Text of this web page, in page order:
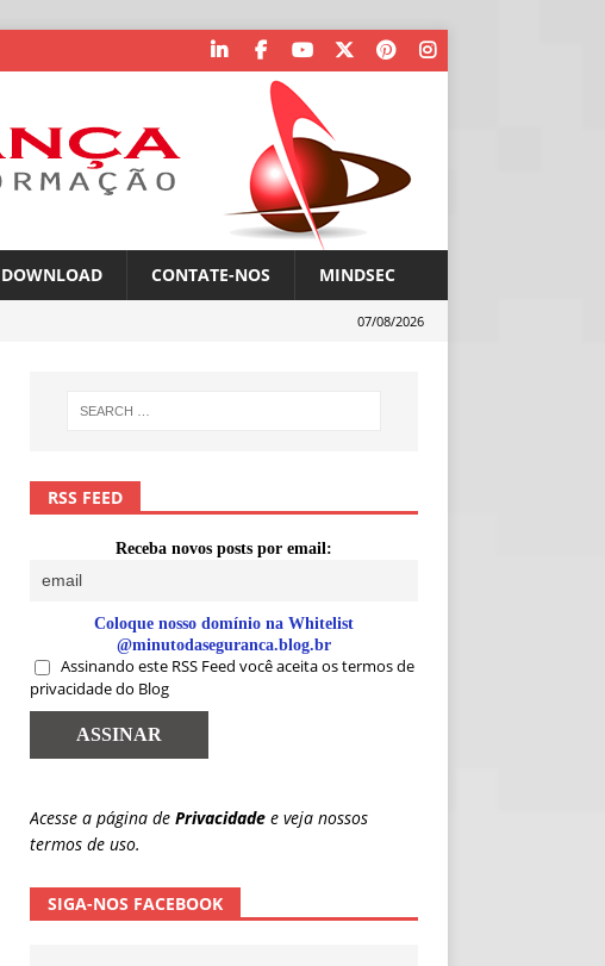
DOWNLOAD CONTATE-NOS MINDSEC
07/08/2026
RSS FEED
Receba novos posts por email:
Coloque nosso domínio na Whitelist
@minutodaseguranca.blog.br
Assinando este RSS Feed você aceita os termos de
privacidade do Blog
Acesse a página de Privacidade e veja nossos
termos de uso.
SIGA-NOS FACEBOOK